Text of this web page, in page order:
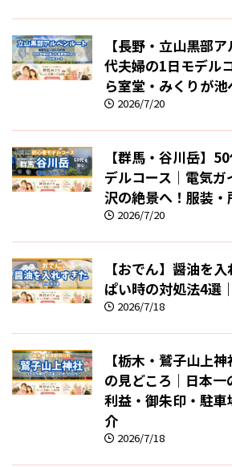
【長野・立山黒部
代夫婦の1日モデル
ら室堂・みくりが池
2026/7/20
【群馬・谷川岳】
デルコース｜電気
沢の絶景へ！服装
2026/7/20
【おでん】醤油を
ぱい時の対処法4選
2026/7/18
【栃木・鷲子山上
の見どころ｜日本
利益・御朱印・駐
介
2026/7/18